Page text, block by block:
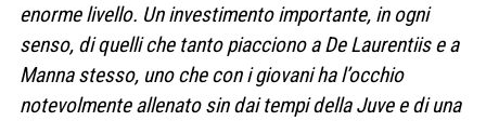
enorme livello. Un investimento importante, in ogni
senso, di quelli che tanto piacciono a De Laurentiis e a
Manna stesso, uno che con i giovani ha l’occhio
notevolmente allenato sin dai tempi della Juve e di una